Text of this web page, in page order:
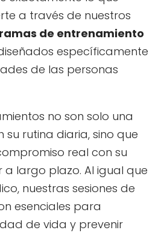
a través de nuestros
de entrenamiento
específicamente
de las personas
no son solo una
rutina diaria, sino que
real con su
a largo plazo. Al igual que
nuestras sesiones de
esenciales para
de vida y prevenir